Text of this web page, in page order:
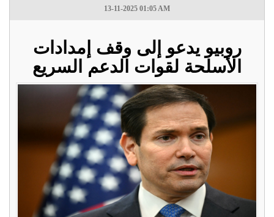
13-11-2025 01:05 AM
روبيو يدعو إلى وقف إمدادات
الأسلحة لقوات الدعم السريع